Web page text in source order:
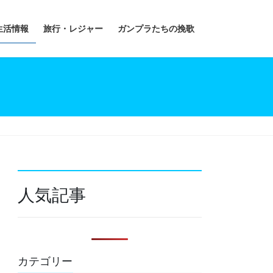
活情報 旅行・レジャー ガンプラたちの挽歌
人気記事
カテゴリー